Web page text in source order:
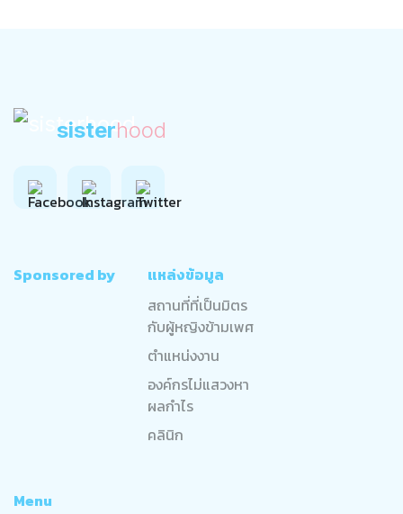
sisterhood
Sponsored by
แหล่งข้อมูล
สถานที่ที่เป็นมิตร
กับผู้หญิงข้ามเพศ
ตำแหน่งงาน
องค์กรไม่แสวงหา
ผลกำไร
คลินิก
Menu